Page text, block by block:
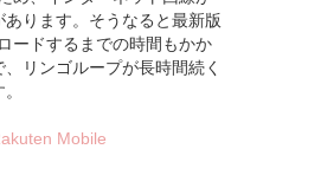
あります。そうなると最新版
ードするまでの時間もかか
リンゴループが長時間続く
Mobile